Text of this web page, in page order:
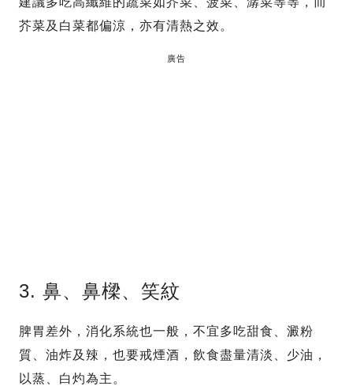
芥菜及白菜都偏涼，亦有清熱之效。
廣告
3. 鼻、鼻樑、笑紋
脾胃差外，消化系統也一般，不宜多吃甜食、澱粉
質、油炸及辣，也要戒煙酒，飲食盡量清淡、少油，
以蒸、白灼為主。